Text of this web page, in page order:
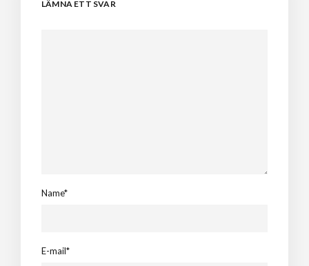
LÄMNA ETT SVAR
Name*
E-mail*